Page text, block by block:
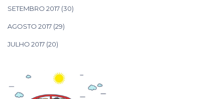
SETEMBRO 2017 (30)
AGOSTO 2017 (29)
JULHO 2017 (20)